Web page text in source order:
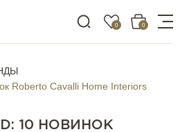
0 0
Roberto Cavalli Home Interiors
10 НОВИНОК